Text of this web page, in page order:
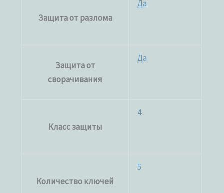
Защита от разлома
Да
Защита от
сворачивания
Да
Класс защиты
4
Количество ключей
5